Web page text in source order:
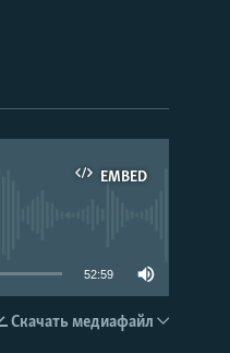
EMBED
EMBED
52:59
Скачать медиафайл